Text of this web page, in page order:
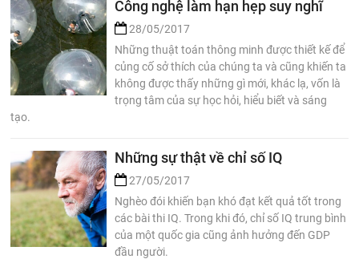
Công nghệ làm hạn hẹp suy nghĩ
28/05/2017
Những thuật toán thông minh được thiết kế để
củng cố sở thích của chúng ta và cũng khiến ta
không được thấy những gì mới, khác lạ, vốn là
trọng tâm của sự học hỏi, hiểu biết và sáng
tạo.
Những sự thật về chỉ số IQ
27/05/2017
Nghèo đói khiến bạn khó đạt kết quả tốt trong
các bài thi IQ. Trong khi đó, chỉ số IQ trung bình
của một quốc gia cũng ảnh hưởng đến GDP
đầu người.